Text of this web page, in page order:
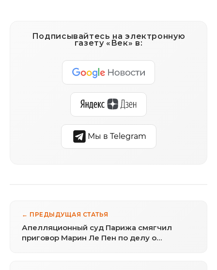
Подписывайтесь на электронную
газету «Век» в:
Мы в Telegram
← ПРЕДЫДУЩАЯ СТАТЬЯ
Апелляционный суд Парижа смягчил
приговор Марин Ле Пен по делу о